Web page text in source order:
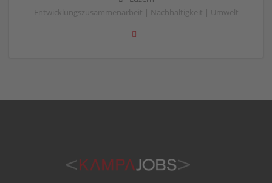
Entwicklungszusammenarbeit | Nachhaltigkeit | Umwelt